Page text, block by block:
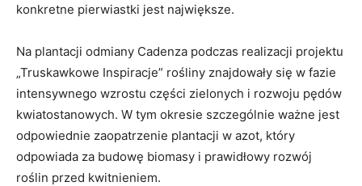
konkretne pierwiastki jest największe.
Na plantacji odmiany Cadenza podczas realizacji projektu
„Truskawkowe Inspiracje” rośliny znajdowały się w fazie
intensywnego wzrostu części zielonych i rozwoju pędów
kwiatostanowych. W tym okresie szczególnie ważne jest
odpowiednie zaopatrzenie plantacji w azot, który
odpowiada za budowę biomasy i prawidłowy rozwój
roślin przed kwitnieniem.